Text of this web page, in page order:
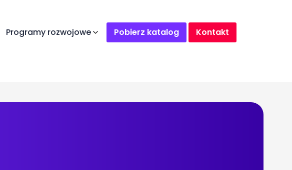
Programy rozwojowe Pobierz katalog Kontakt